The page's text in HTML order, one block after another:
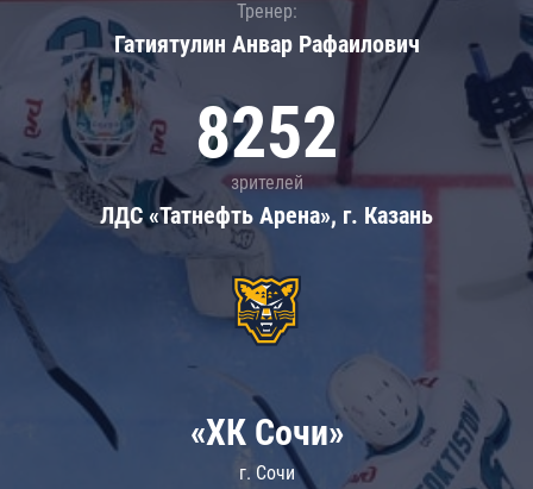
Тренер:
Гатиятулин Анвар Рафаилович
8252
зрителей
ЛДС «Татнефть Арена», г. Казань
«ХК Сочи»
г. Сочи